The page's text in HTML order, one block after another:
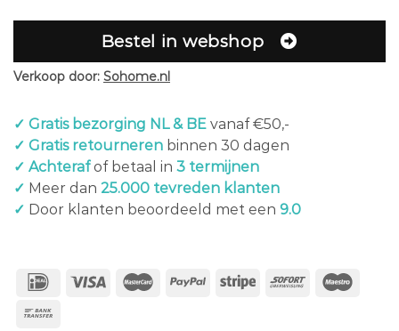
Bestel in webshop
Verkoop door: Sohome.nl
✓ Gratis bezorging NL & BE vanaf €50,-
✓ Gratis retourneren binnen 30 dagen
✓ Achterafof betaal in 3 termijnen
✓ Meer dan 25.000 tevreden klanten
✓ Door klanten beoordeeld met een 9.0